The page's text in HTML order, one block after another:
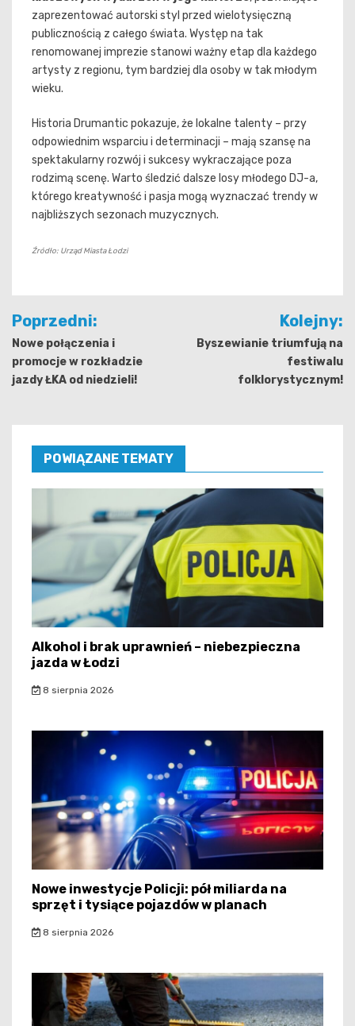
zaprezentować autorski styl przed wielotysięczną
publicznością z całego świata. Występ na tak
renomowanej imprezie stanowi ważny etap dla każdego
artysty z regionu, tym bardziej dla osoby w tak młodym
wieku.
Historia Drumantic pokazuje, że lokalne talenty – przy
odpowiednim wsparciu i determinacji – mają szansę na
spektakularny rozwój i sukcesy wykraczające poza
rodzimą scenę. Warto śledzić dalsze losy młodego DJ-a,
którego kreatywność i pasja mogą wyznaczać trendy w
najbliższych sezonach muzycznych.
Źródło: Urząd Miasta Łodzi
Nawigacja
wpisu
Poprzedni:
Nowe połączenia i
promocje w rozkładzie
jazdy ŁKA od niedzieli!
Kolejny:
Byszewianie triumfują na
festiwalu
folklorystycznym!
POWIĄZANE TEMATY
Alkohol i brak uprawnień – niebezpieczna
jazda w Łodzi
8 sierpnia 2026
Nowe inwestycje Policji: pół miliarda na
sprzęt i tysiące pojazdów w planach
8 sierpnia 2026